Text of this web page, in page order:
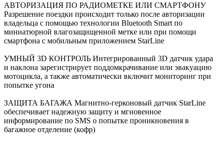
АВТОРИЗАЦИЯ ПО РАДИОМЕТКЕ ИЛИ СМАРТФОНУ
Разрешение поездки происходит только после авторизации
владельца с помощью технологии Bluetooth Smart по
миниатюрной влагозащищенной метке или при помощи
смартфона с мобильным приложением StarLine
УМНЫЙ 3D КОНТРОЛЬ Интегрированный 3D датчик удара
и наклона зарегистрирует поддомкрачивание или эвакуацию
мотоцикла, а также автоматически включит мониторинг при
попытке угона
ЗАЩИТА БАГАЖА Магнитно-герконовый датчик StarLine
обеспечивает надежную защиту и мгновенное
информирование по SMS о попытке проникновения в
багажное отделение (кофр)